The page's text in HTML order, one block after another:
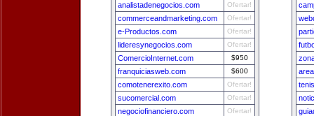
analistadenegocios.com Ofertar!
commerceandmarketing.com Ofertar!
e-Productos.com Ofertar!
lideresynegocios.com Ofertar!
ComercioInternet.com $950
franquiciasweb.com $600
comotenerexito.com Ofertar!
sucomercial.com Ofertar!
negociofinanciero.com Ofertar!